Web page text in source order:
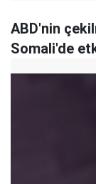
ABD'nin
Somali'de